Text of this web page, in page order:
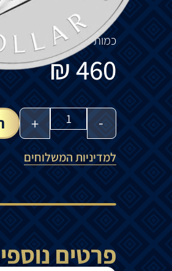
גב
המטבעמציג
כמותמוגבלתשל
460
₪
-
+
למדיניות המשלוחים
פרטים